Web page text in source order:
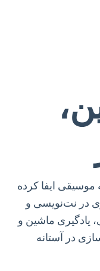
موسیقی ایفا کرده
در نت‌نویسی و
یادگیری ماشین و
در آستانه